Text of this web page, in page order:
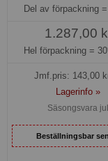
Del av förpackning =
1.287,00
Hel förpackning =
Jmf.pris: 143,00
Lagerinfo »
Säsongsvara jul
Beställningsbar